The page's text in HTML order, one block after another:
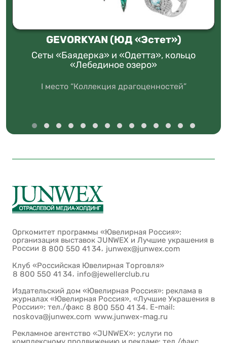
GEVORKYAN (ЮД «Эстет»)
Сеты «Баядерка» и «Одетта», кольцо
«Лебединое озеро»
I место “Коллекция драгоценностей”
Оргкомитет программы «Ювелирная Россия»:
организация выставок JUNWEX и Лучшие украшения в
России 8 800 550 41 34, junwex@junwex.com
Клуб «Российская Ювелирная Торговля»
8 800 550 41 34, info@jewellerclub.ru
Издательский дом «Ювелирная Россия»: реклама в
журналах «Ювелирная Россия», «Лучшие Украшения в
России»: тел./факс 8 800 550 41 34. E-mail:
noskova@junwex.com www.junwex-mag.ru
Рекламное агентство «JUNWEX»: услуги по